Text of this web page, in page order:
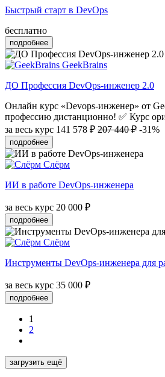
Быстрый старт в DevOps
бесплатно
подробнее
GeekBrains
ДО Профессия DevOps-инженер 2.0
Онлайн курс «Devops-инженер» от
профессию дистанционно! ✅ Курс
за весь курс 141 578 ₽ 207 440 ₽ -31%
подробнее
Слёрм
ИИ в работе DevOps-инженера
за весь курс 20 000 ₽
подробнее
Слёрм
Инструменты DevOps-инженера для
за весь курс 35 000 ₽
подробнее
1
2
загрузить ещё